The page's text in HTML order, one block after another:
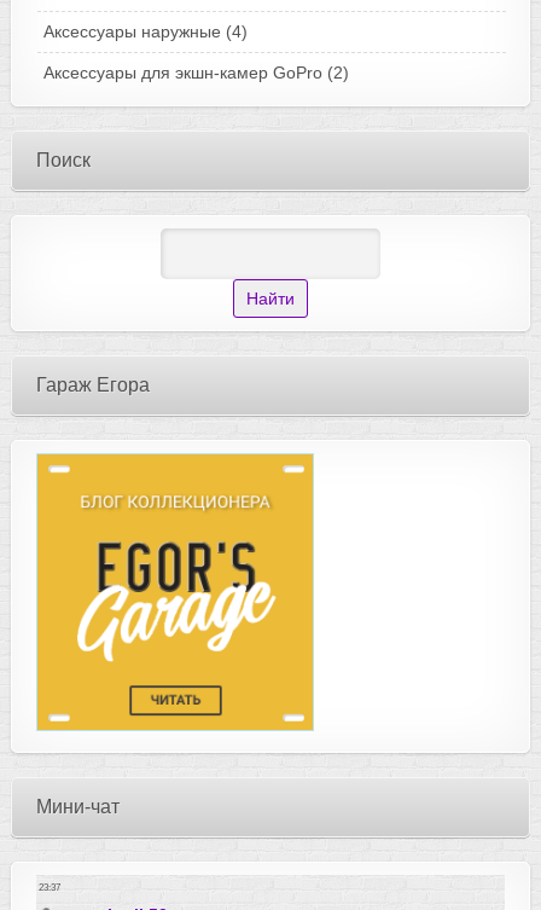
Аксессуары наружные (4)
Аксессуары для экшн-камер GoPro (2)
Поиск
Гараж Егора
Мини-чат